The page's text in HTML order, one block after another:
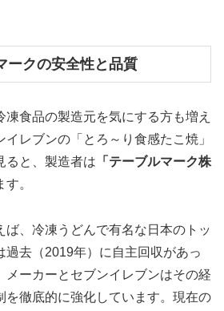
ークの安全性と品質
食品の製造元を気にする方も増え
レブンの「とろ～り食感たこ焼」
ると、製造者は 「テーブルマーク株
。
ば、冷凍うどんで有名な日本のトッ
過去（2019年）に自主回収があっ
メーカーとセブンイレブンはその経
を徹底的に強化しています。現在の